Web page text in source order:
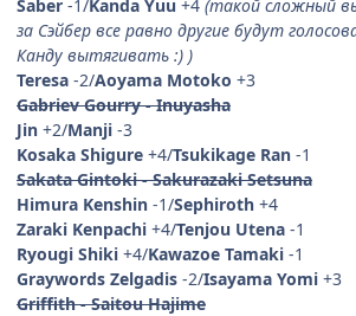
Saber -1/Kanda Yuu +4 (такой сложный
за Сэйбер все равно другие будут
Канду вытягивать :) )
Teresa -2/Aoyama Motoko +3
Gabriev Gourry - Inuyasha
Jin +2/Manji -3
Kosaka Shigure +4/Tsukikage Ran -1
Sakata Gintoki - Sakurazaki Setsuna
Himura Kenshin -1/Sephiroth +4
Zaraki Kenpachi +4/Tenjou Utena -1
Ryougi Shiki +4/Kawazoe Tamaki -1
Graywords Zelgadis -2/Isayama Yomi +3
Griffith - Saitou Hajime